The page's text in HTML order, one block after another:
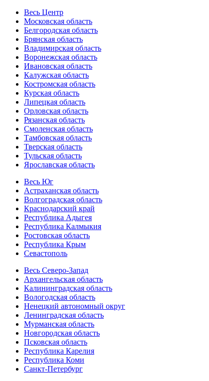
Весь Центр
Московская область
Белгородская область
Брянская область
Владимирская область
Воронежская область
Ивановская область
Калужская область
Костромская область
Курская область
Липецкая область
Орловская область
Рязанская область
Смоленская область
Тамбовская область
Тверская область
Тульская область
Ярославская область
Весь Юг
Астраханская область
Волгоградская область
Краснодарский край
Республика Адыгея
Республика Калмыкия
Ростовская область
Республика Крым
Севастополь
Весь Северо-Запад
Архангельская область
Калининградская область
Вологодская область
Ненецкий автономный округ
Ленинградская область
Мурманская область
Новгородская область
Псковская область
Республика Карелия
Республика Коми
Санкт-Петербург